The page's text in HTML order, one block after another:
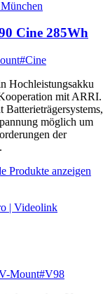
Cine 285Wh
#Cine
Hochleistungsakku
mit ARRI.
möglich um
der
Produkte anzeigen
Mount#V98